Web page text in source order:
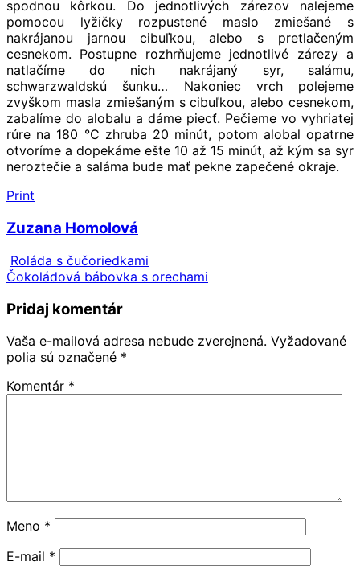
spodnou kôrkou. Do jednotlivých zárezov nalejeme
pomocou lyžičky rozpustené maslo zmiešané s
nakrájanou jarnou cibuľkou, alebo s pretlačeným
cesnekom. Postupne rozhrňujeme jednotlivé zárezy a
natlačíme do nich nakrájaný syr, salámu,
schwarzwaldskú šunku… Nakoniec vrch polejeme
zvyškom masla zmiešaným s cibuľkou, alebo cesnekom,
zabalíme do alobalu a dáme piecť. Pečieme vo vyhriatej
rúre na 180 °C zhruba 20 minút, potom alobal opatrne
otvoríme a dopekáme ešte 10 až 15 minút, až kým sa syr
neroztečie a saláma bude mať pekne zapečené okraje.
Print
Zuzana Homolová
Roláda s čučoriedkami
Čokoládová bábovka s orechami
Pridaj komentár
Vaša e-mailová adresa nebude zverejnená. Vyžadované
polia sú označené *
Komentár *
Meno *
E-mail *